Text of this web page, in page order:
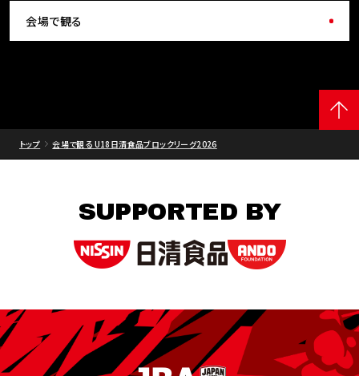
会場で観る
トップ 会場で観る U18日清食品ブロックリーグ2026
SUPPORTED BY